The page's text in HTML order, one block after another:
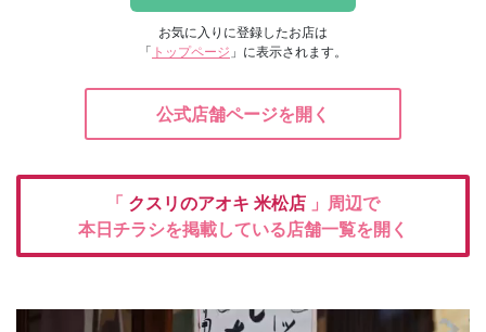
お気に入りに登録したお店は
「 トップページ 」に表示されます。
公式店舗ページを開く
「 クスリのアオキ 米松店 」周辺で
本日チラシを掲載している店舗一覧を開く